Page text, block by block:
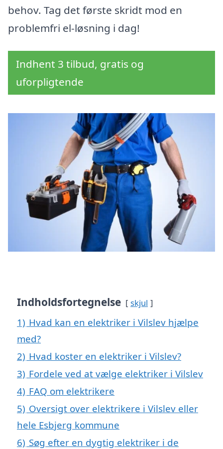
behov. Tag det første skridt mod en
problemfri el-løsning i dag!
Indhent 3 tilbud, gratis og
uforpligtende
Indholdsfortegnelse skjul
1) Hvad kan en elektriker i Vilslev hjælpe
med?
2) Hvad koster en elektriker i Vilslev?
3) Fordele ved at vælge elektriker i Vilslev
4) FAQ om elektrikere
5) Oversigt over elektrikere i Vilslev eller
hele Esbjerg kommune
6) Søg efter en dygtig elektriker i de